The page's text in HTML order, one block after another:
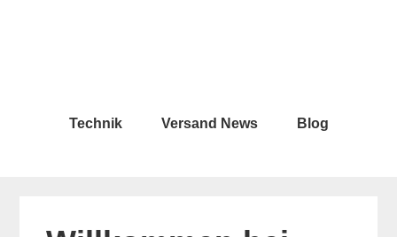
Technik Versand News Blog